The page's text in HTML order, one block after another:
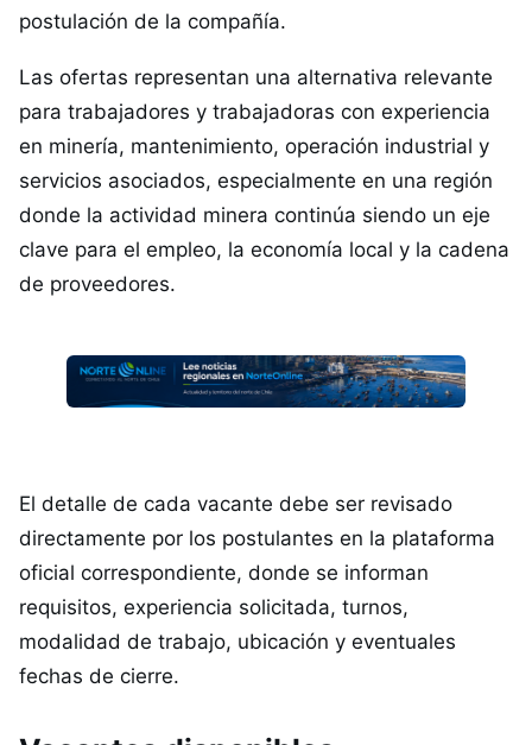
postulación de la compañía.
Las ofertas representan una alternativa relevante
para trabajadores y trabajadoras con experiencia
en minería, mantenimiento, operación industrial y
servicios asociados, especialmente en una región
donde la actividad minera continúa siendo un eje
clave para el empleo, la economía local y la cadena
de proveedores.
El detalle de cada vacante debe ser revisado
directamente por los postulantes en la plataforma
oficial correspondiente, donde se informan
requisitos, experiencia solicitada, turnos,
modalidad de trabajo, ubicación y eventuales
fechas de cierre.